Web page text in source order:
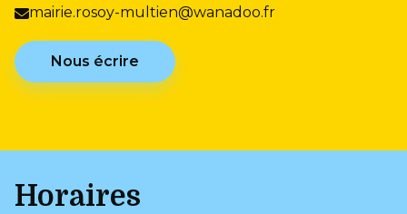
mairie.rosoy-multien@wanadoo.fr
Nous écrire
Horaires